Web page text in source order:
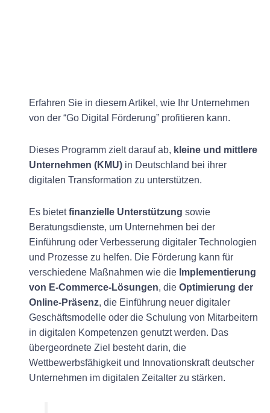
Erfahren Sie in diesem Artikel, wie Ihr Unternehmen
von der “Go Digital Förderung” profitieren kann.
Dieses Programm zielt darauf ab, kleine und mittlere
Unternehmen (KMU) in Deutschland bei ihrer
digitalen Transformation zu unterstützen.
Es bietetfinanzielle Unterstützung sowie
Beratungsdienste, um Unternehmen bei der
Einführung oder Verbesserung digitaler Technologien
und Prozesse zu helfen. Die Förderung kann für
verschiedene Maßnahmen wie die Implementierung
von E-Commerce-Lösungen, die Optimierung der
Online-Präsenz, die Einführung neuer digitaler
Geschäftsmodelle oder die Schulung von Mitarbeitern
in digitalen Kompetenzen genutzt werden. Das
übergeordnete Ziel besteht darin, die
Wettbewerbsfähigkeit und Innovationskraft deutscher
Unternehmen im digitalen Zeitalter zu stärken.